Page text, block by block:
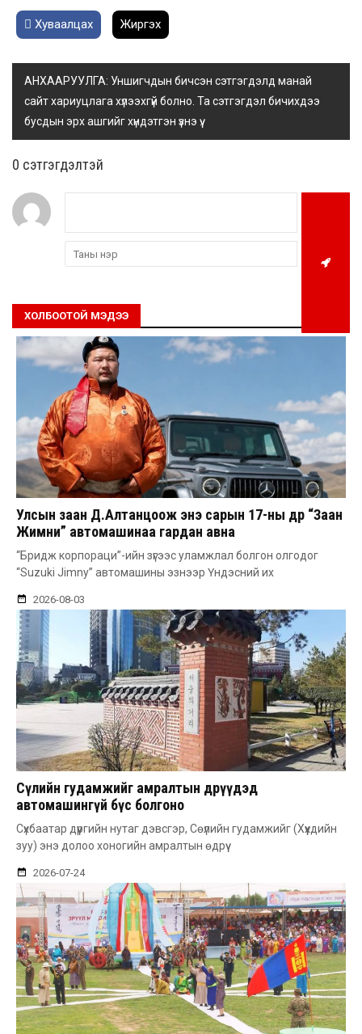
Хуваалцах Жиргэх
АНХААРУУЛГА: Уншигчдын бичсэн сэтгэгдэлд манай
сайт хариуцлага хүлээхгүй болно. Та сэтгэгдэл бичихдээ
бусдын эрх ашгийг хүндэтгэн үзнэ үү.
0 cэтгэгдэлтэй
ХОЛБООТОЙ МЭДЭЭ
Улсын заан Д.Алтанцоож энэ сарын 17-ны өдөр “Заан
Жимни” автомашинаа гардан авна
“Бридж корпораци”-ийн зүгээс уламжлал болгон олгодог
“Suzuki Jimny” автомашины эзнээр Үндэсний их
2026-08-03
Сөүлийн гудамжийг амралтын өдрүүдэд
автомашингүй бүс болгоно
Сүхбаатар дүүргийн нутаг дэвсгэр, Сөүлийн гудамжийг (Хүүхдийн
зуу) энэ долоо хоногийн амралтын өдрүү
2026-07-24